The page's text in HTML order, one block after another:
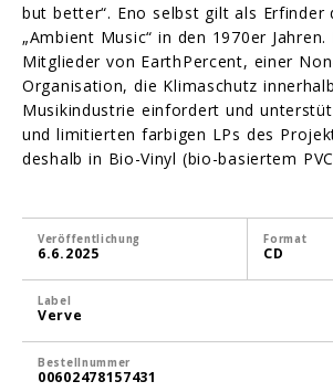
but better“. Eno selbst gilt als Erfinder
„Ambient Music“ in den 1970er
Mitglieder von EarthPercent, einer
Organisation, die Klimaschutz
Musikindustrie einfordert und
und limitierten farbigen LPs des
deshalb in Bio-Vinyl (bio-basiertem
Veröffentlichung
6.6.2025
Format
CD
Label
Verve
Bestellnummer
00602478157431